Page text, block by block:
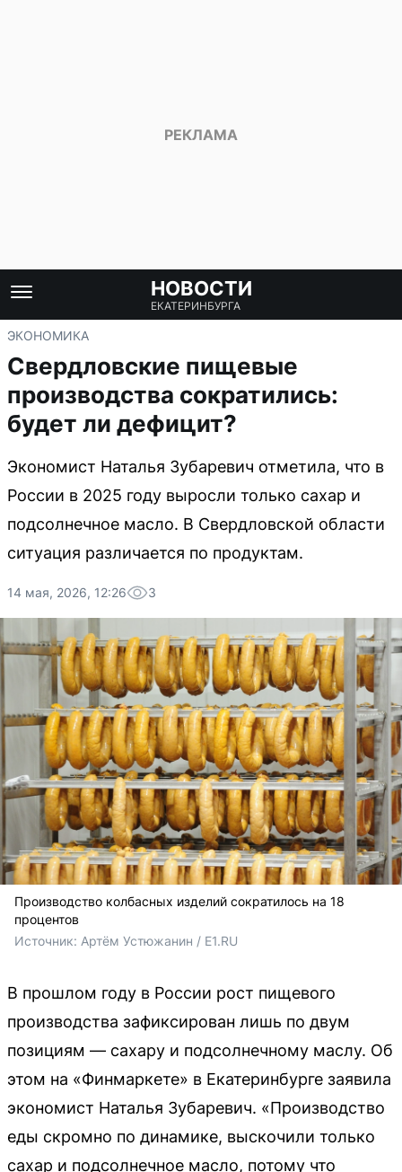
НОВОСТИ
ЕКАТЕРИНБУРГА
ЭКОНОМИКА
Свердловские пищевые
производства сократились:
будет ли дефицит?
Экономист Наталья Зубаревич отметила, что в
России в 2025 году выросли только сахар и
подсолнечное масло. В Свердловской области
ситуация различается по продуктам.
14 мая, 2026, 12:26 3
Производство колбасных изделий сократилось на 18
процентов
Источник: Артём Устюжанин / E1.RU
В прошлом году в России рост пищевого
производства зафиксирован лишь по двум
позициям — сахару и подсолнечному маслу. Об
этом на «Финмаркете» в Екатеринбурге заявила
экономист Наталья Зубаревич. «Производство
еды скромно по динамике, выскочили только
сахар и подсолнечное масло, потому что